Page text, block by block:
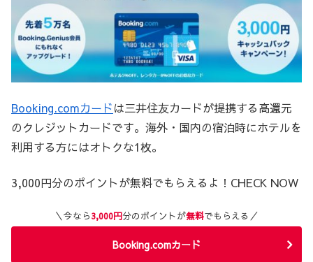
Booking.comカードは三井住友カードが提携する高還元
のクレジットカードです。海外・国内の宿泊時にホテルを
利用する方にはオトクな1枚。
3,000円分のポイントが無料でもらえるよ！CHECK NOW
＼今なら3,000円分のポイントが無料でもらえる／
Booking.comカード